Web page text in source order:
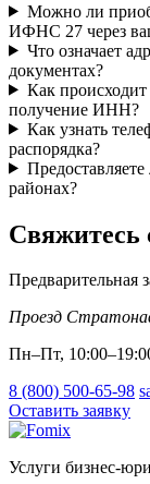
Можно ли
ИФНС 27 через
Что означает
документах?
Как
получение ИНН?
Как узнать
распорядка?
районах?
Свяжитесь
Предварительная
Проезд
Пн–Пт,
8 (800) 500-65-98
Оставить заявку
Услуги бизнес-